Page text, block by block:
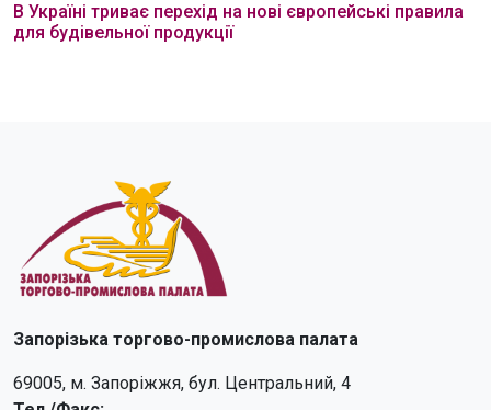
В Україні триває перехід на нові європейські правила
для будівельної продукції
Запорізька торгово-промислова палата
69005, м. Запоріжжя, бул. Центральний, 4